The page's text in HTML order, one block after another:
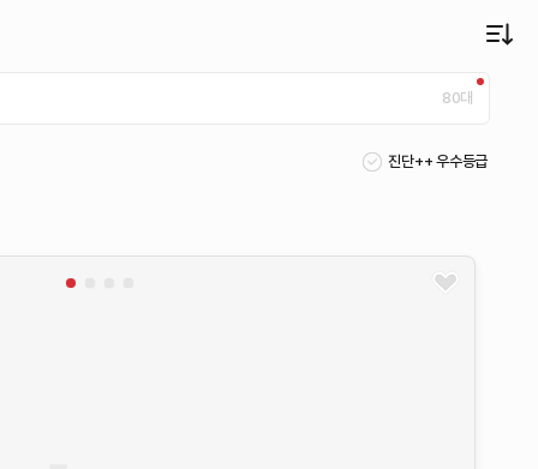
80대
진단++ 우수등급